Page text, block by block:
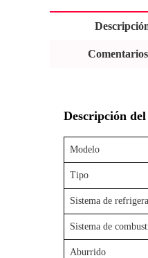
Descripción
Modelo
Tipo
Sistema de
Sistema de
Aburrido